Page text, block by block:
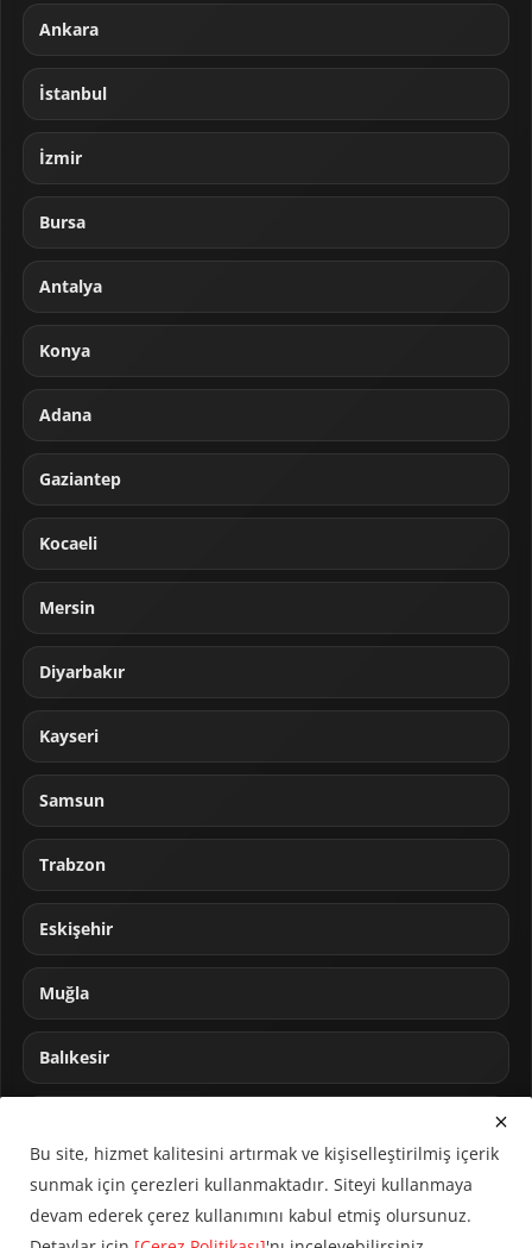
Ankara
İstanbul
İzmir
Bursa
Antalya
Konya
Adana
Gaziantep
Kocaeli
Mersin
Diyarbakır
Kayseri
Samsun
Trabzon
Eskişehir
Muğla
Balıkesir
Bu site, hizmet kalitesini artırmak ve kişiselleştirilmiş içerik
sunmak için çerezleri kullanmaktadır. Siteyi kullanmaya
devam ederek çerez kullanımını kabul etmiş olursunuz.